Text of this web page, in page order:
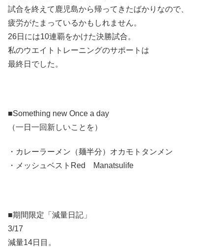
試合を終えて鹿児島から帰ってきたばかりなので、
疲労がたまっているかもしれません。
26日には10連覇をかけた決勝試合。
私のウエイトトレーニングのサポートは
最終日でした。
■Something new Once a day
（一日一回新しいことを）
・カレーラーメン（麺半分）オカモトタンメン
・メッシュベストRed Manatsulife
■期間限定「減量日記」
3/17
減量14日目。